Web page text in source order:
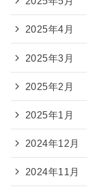
2025年4月
2025年3月
2025年2月
2025年1月
2024年12月
2024年11月